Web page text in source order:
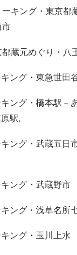
ーキング・東京都
市
蔵元めぐり・八
ング・東急世田
ング・橋本駅－
駅,
ング・武蔵五日
ング・武蔵野市
ング・浅草名所
ング・玉川上水